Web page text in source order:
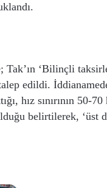
Tak’ın ‘Bilinçli
edildi.
hız sınırının 50-
belirtilerek, ‘üst